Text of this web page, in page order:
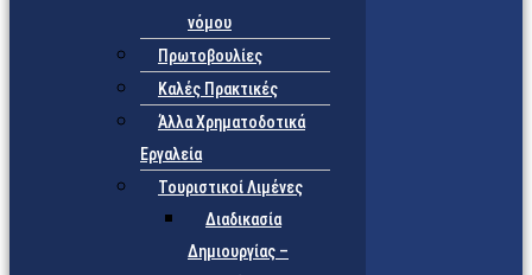
νόμου
Πρωτοβουλίες
Καλές Πρακτικές
Άλλα Χρηματοδοτικά
Εργαλεία
Τουριστικοί Λιμένες
Διαδικασία
Δημιουργίας –